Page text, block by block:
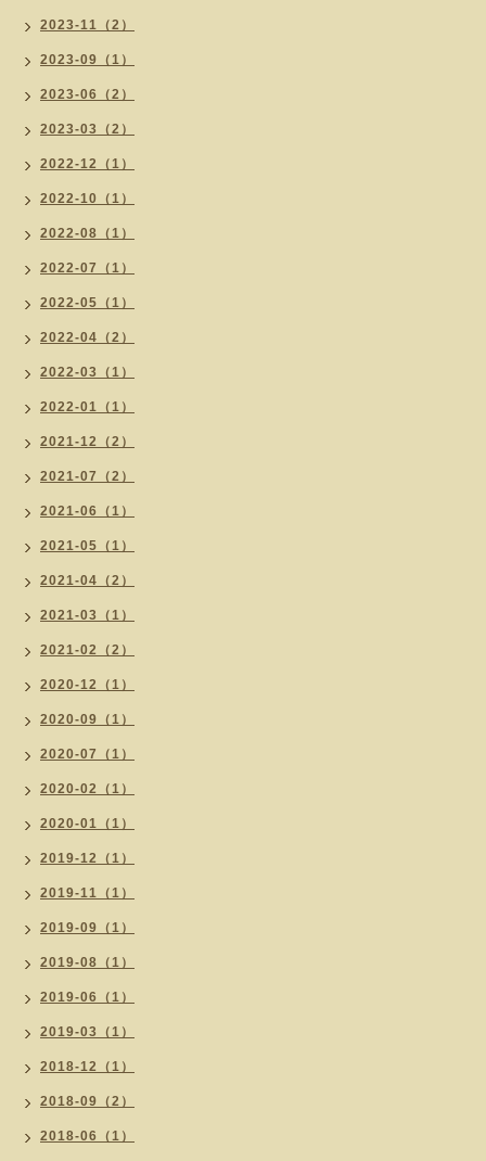
2023-11（2）
2023-09（1）
2023-06（2）
2023-03（2）
2022-12（1）
2022-10（1）
2022-08（1）
2022-07（1）
2022-05（1）
2022-04（2）
2022-03（1）
2022-01（1）
2021-12（2）
2021-07（2）
2021-06（1）
2021-05（1）
2021-04（2）
2021-03（1）
2021-02（2）
2020-12（1）
2020-09（1）
2020-07（1）
2020-02（1）
2020-01（1）
2019-12（1）
2019-11（1）
2019-09（1）
2019-08（1）
2019-06（1）
2019-03（1）
2018-12（1）
2018-09（2）
2018-06（1）